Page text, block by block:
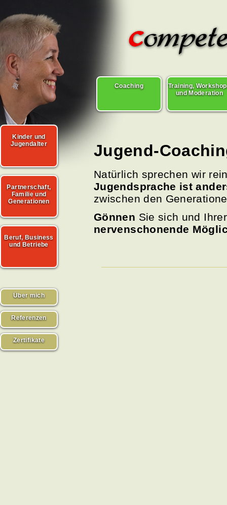
Coaching
Training,
und Moderation
Kinder und
Jugendalter
Partnerschaft,
Familie und
Generationen
Beruf, Business
und Betriebe
Über mich
Referenzen
Zertifikate
Jugend-
Natürlich sprechen wir
Jugendsprache ist
zwischen den
Gönnen Sie sich und
nervenschonende